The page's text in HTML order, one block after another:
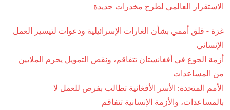
الاستقرار العالمي لطرح مخدرات جديدة
غزة - قلق أممي بشأن الغارات الإسرائيلية ودعوات لتيسير العمل
الإنساني
أزمة الجوع في أفغانستان تتفاقم، ونقص التمويل يحرم الملايين
من المساعدات
الأمم المتحدة: الأسر الأفغانية تطالب بفرص للعمل لا
بالمساعدات، والأزمة الإنسانية تتفاقم